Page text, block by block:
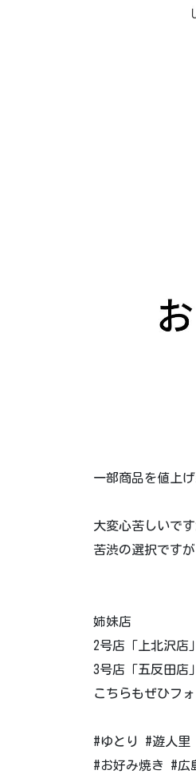
一部商品を値上
大変心苦しいで
苦渋の選択です
姉妹店
2号店「上北沢
3号店「五反田店
こちらもぜひフ
#ゆとり #遊人里
#お好み焼き #広